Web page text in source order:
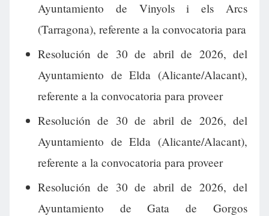
Ayuntamiento de Vinyols i els Arcs
(Tarragona), referente a la convocatoria para
Resolución de 30 de abril de 2026, del
Ayuntamiento de Elda (Alicante/Alacant),
referente a la convocatoria para proveer
Resolución de 30 de abril de 2026, del
Ayuntamiento de Elda (Alicante/Alacant),
referente a la convocatoria para proveer
Resolución de 30 de abril de 2026, del
Ayuntamiento de Gata de Gorgos